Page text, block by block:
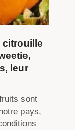
citrouille
leur
sont
pays,